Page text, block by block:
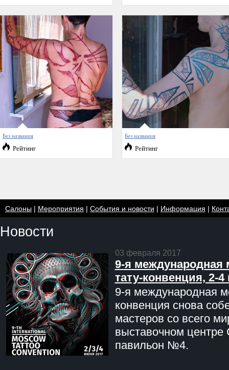
Без названия
Рейтинг
Без названия
Рейтинг
Салоны| Мероприятия | События и новости | Информация |
Новости
03 февраля 2017
9-я международная
тату-конвенция, 2-
9-я международная
конвенция снова
мастеров со всего
выставочном центре
павильон №4.